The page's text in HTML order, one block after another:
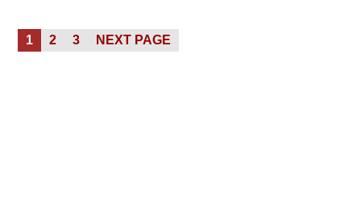
Posts
pagination
PAGE
1 PAGE
2 PAGE
3 NEXT PAGE